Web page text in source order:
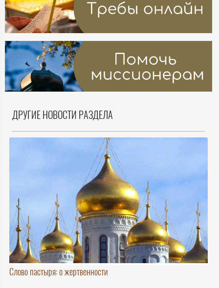
ДРУГИЕ НОВОСТИ РАЗДЕЛА
Слово пастыря: о жертвенности